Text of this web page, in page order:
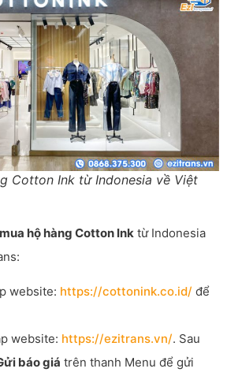
Cotton Ink từ Indonesia về Việt
mua hộ hàng Cotton Ink từ Indonesia
website: https://cottonink.co.id/ để
website: https://ezitrans.vn/. Sau
báo giá trên thanh Menu để gửi